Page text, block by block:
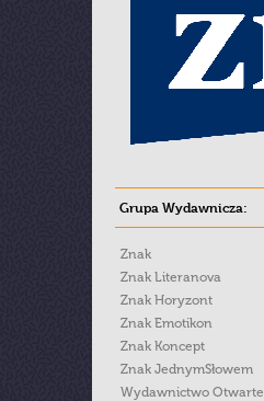
Grupa Wydawnicza:
Znak
Znak Literanova
Znak Horyzont
Znak Emotikon
Znak Koncept
Znak JednymSłowem
Wydawnictwo Otwarte